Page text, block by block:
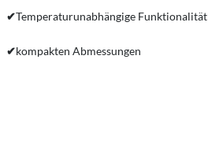
✔Temperaturunabhängige Funktionalität
✔kompakten Abmessungen